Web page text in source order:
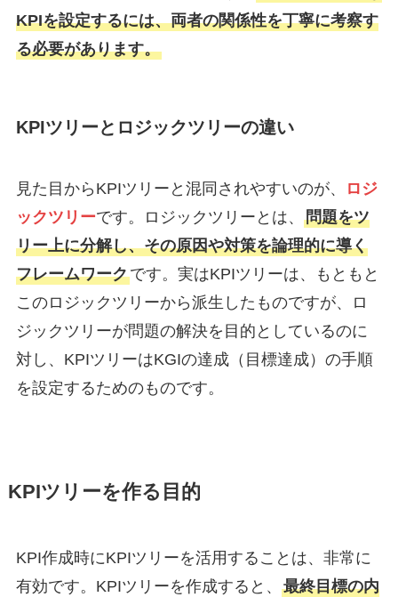
KPIを設定するには、両者の関係性を丁寧に考察す
る必要があります。
KPIツリーとロジックツリーの違い
見た目からKPIツリーと混同されやすいのが、
ロジ
ックツリーです。ロジックツリーとは、 問題をツ
リー上に分解し、その原因や対策を論理的に導く
フレームワークです。実はKPIツリーは、もともと
このロジックツリーから派生したものですが、ロ
ジックツリーが問題の解決を目的としているのに
対し、KPIツリーはKGIの達成（目標達成）の手順
を設定するためのものです。
KPIツリーを作る目的
KPI作成時にKPIツリーを活用することは、非常に
有効です。KPIツリーを作成すると、 最終目標の内